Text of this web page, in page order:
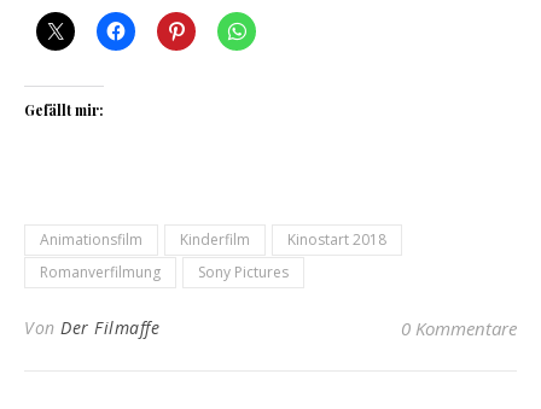
Gefällt mir:
Animationsfilm Kinderfilm
Kinostart 2018
Romanverfilmung
Sony Pictures
Von Der Filmaffe 0 Kommentare